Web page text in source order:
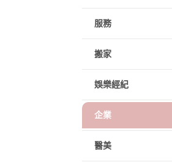
服務
搬家
娛樂經紀
企業
醫美